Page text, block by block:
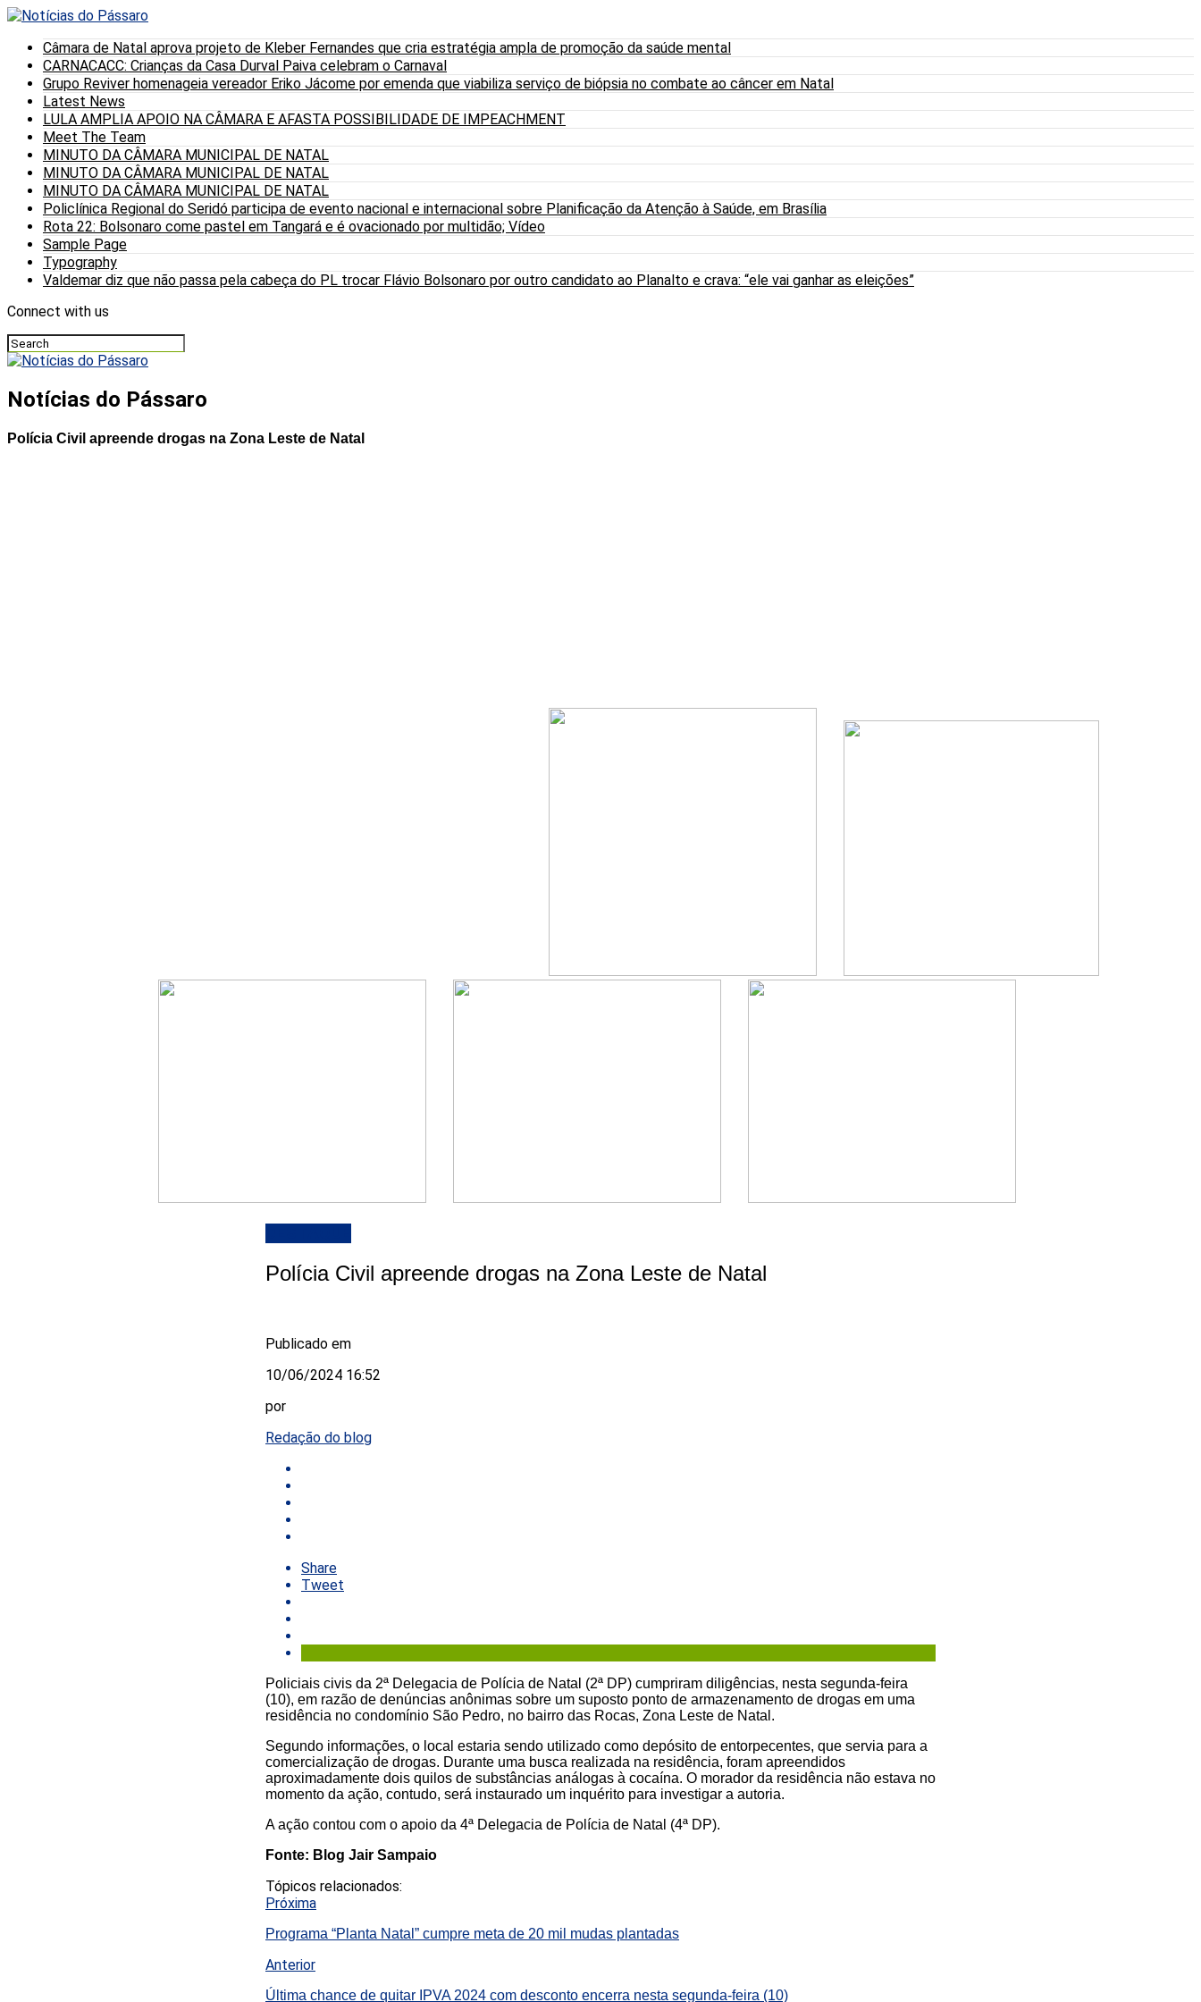
Câmara de Natal aprova projeto de Kleber Fernandes que cria estratégia ampla de promoção da saúde mental
CARNACACC: Crianças da Casa Durval Paiva celebram o Carnaval
Grupo Reviver homenageia vereador Eriko Jácome por emenda que viabiliza serviço de biópsia no combate ao câncer em Natal
Latest News
LULA AMPLIA APOIO NA CÂMARA E AFASTA POSSIBILIDADE DE IMPEACHMENT
Meet The Team
MINUTO DA CÂMARA MUNICIPAL DE NATAL
MINUTO DA CÂMARA MUNICIPAL DE NATAL
MINUTO DA CÂMARA MUNICIPAL DE NATAL
Policlínica Regional do Seridó participa de evento nacional e internacional sobre Planificação da Atenção à Saúde, em Brasília
Rota 22: Bolsonaro come pastel em Tangará e é ovacionado por multidão; Vídeo
Sample Page
Typography
Valdemar diz que não passa pela cabeça do PL trocar Flávio Bolsonaro por outro candidato ao Planalto e crava: “ele vai ganhar as eleições”
Connect with us
Notícias do Pássaro
Polícia Civil apreende drogas na Zona Leste de Natal
Polícia Civil apreende drogas na Zona Leste de Natal
Publicado em
10/06/2024 16:52
por
Redação do blog
Share
Tweet
Policiais civis da 2ª Delegacia de Polícia de Natal (2ª DP) cumpriram diligências, nesta segunda-feira
(10), em razão de denúncias anônimas sobre um suposto ponto de armazenamento de drogas em uma
residência no condomínio São Pedro, no bairro das Rocas, Zona Leste de Natal.
Segundo informações, o local estaria sendo utilizado como depósito de entorpecentes, que servia para a
comercialização de drogas. Durante uma busca realizada na residência, foram apreendidos
aproximadamente dois quilos de substâncias análogas à cocaína. O morador da residência não estava no
momento da ação, contudo, será instaurado um inquérito para investigar a autoria.
A ação contou com o apoio da 4ª Delegacia de Polícia de Natal (4ª DP).
Fonte: Blog Jair Sampaio
Tópicos relacionados:
Próxima
Programa “Planta Natal” cumpre meta de 20 mil mudas plantadas
Anterior
Última chance de quitar IPVA 2024 com desconto encerra nesta segunda-feira (10)